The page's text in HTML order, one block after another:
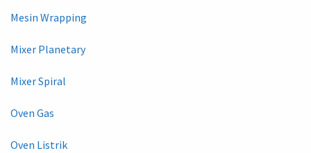
Mesin Wrapping
Mixer Planetary
Mixer Spiral
Oven Gas
Oven Listrik